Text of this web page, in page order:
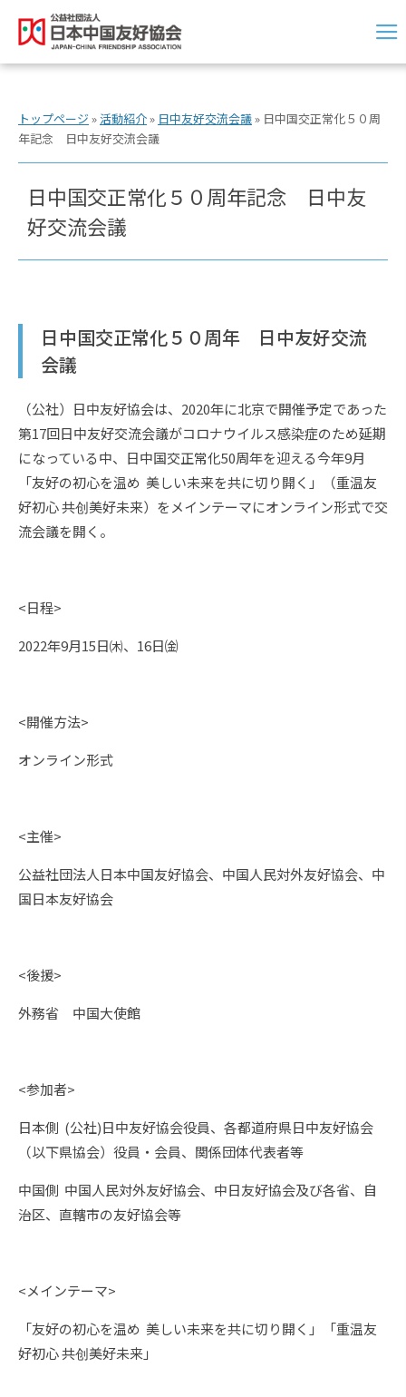
トップページ »活動紹介» 日中友好交流会議» 日中国交正常化５０周
年記念 日中友好交流会議
日中国交正常化５０周年記念 日中友
好交流会議
日中国交正常化５０周年 日中友好交流
会議
（公社）日中友好協会は、2020年に北京で開催予定であった
第17回日中友好交流会議がコロナウイルス感染症のため延期
になっている中、日中国交正常化50周年を迎える今年9月
「友好の初心を温め 美しい未来を共に切り開く」（重温友
好初心 共创美好未来）をメインテーマにオンライン形式で交
流会議を開く。
<日程>
2022年9月15日㈭、16日㈮
<開催方法>
オンライン形式
<主催>
公益社団法人日本中国友好協会、中国人民対外友好協会、中
国日本友好協会
<後援>
外務省 中国大使館
<参加者>
日本側 (公社)日中友好協会役員、各都道府県日中友好協会
（以下県協会）役員・会員、関係団体代表者等
中国側 中国人民対外友好協会、中日友好協会及び各省、自
治区、直轄市の友好協会等
<メインテーマ>
「友好の初心を温め 美しい未来を共に切り開く」「重温友
好初心 共创美好未来」